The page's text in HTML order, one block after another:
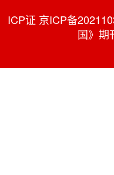
ICP证 京ICP备
国》期